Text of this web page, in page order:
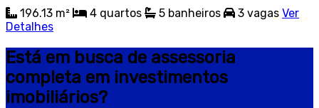
196.13 m²
4 quartos 5 banheiros 3 vagas Ver
Detalhes
Está em busca de assessoria
completa em investimentos
imobiliários?